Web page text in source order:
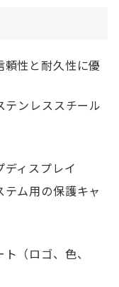
性と耐久性に優
ンレススチール
ィスプレイ
ム用の保護キャ
（ロゴ、色、